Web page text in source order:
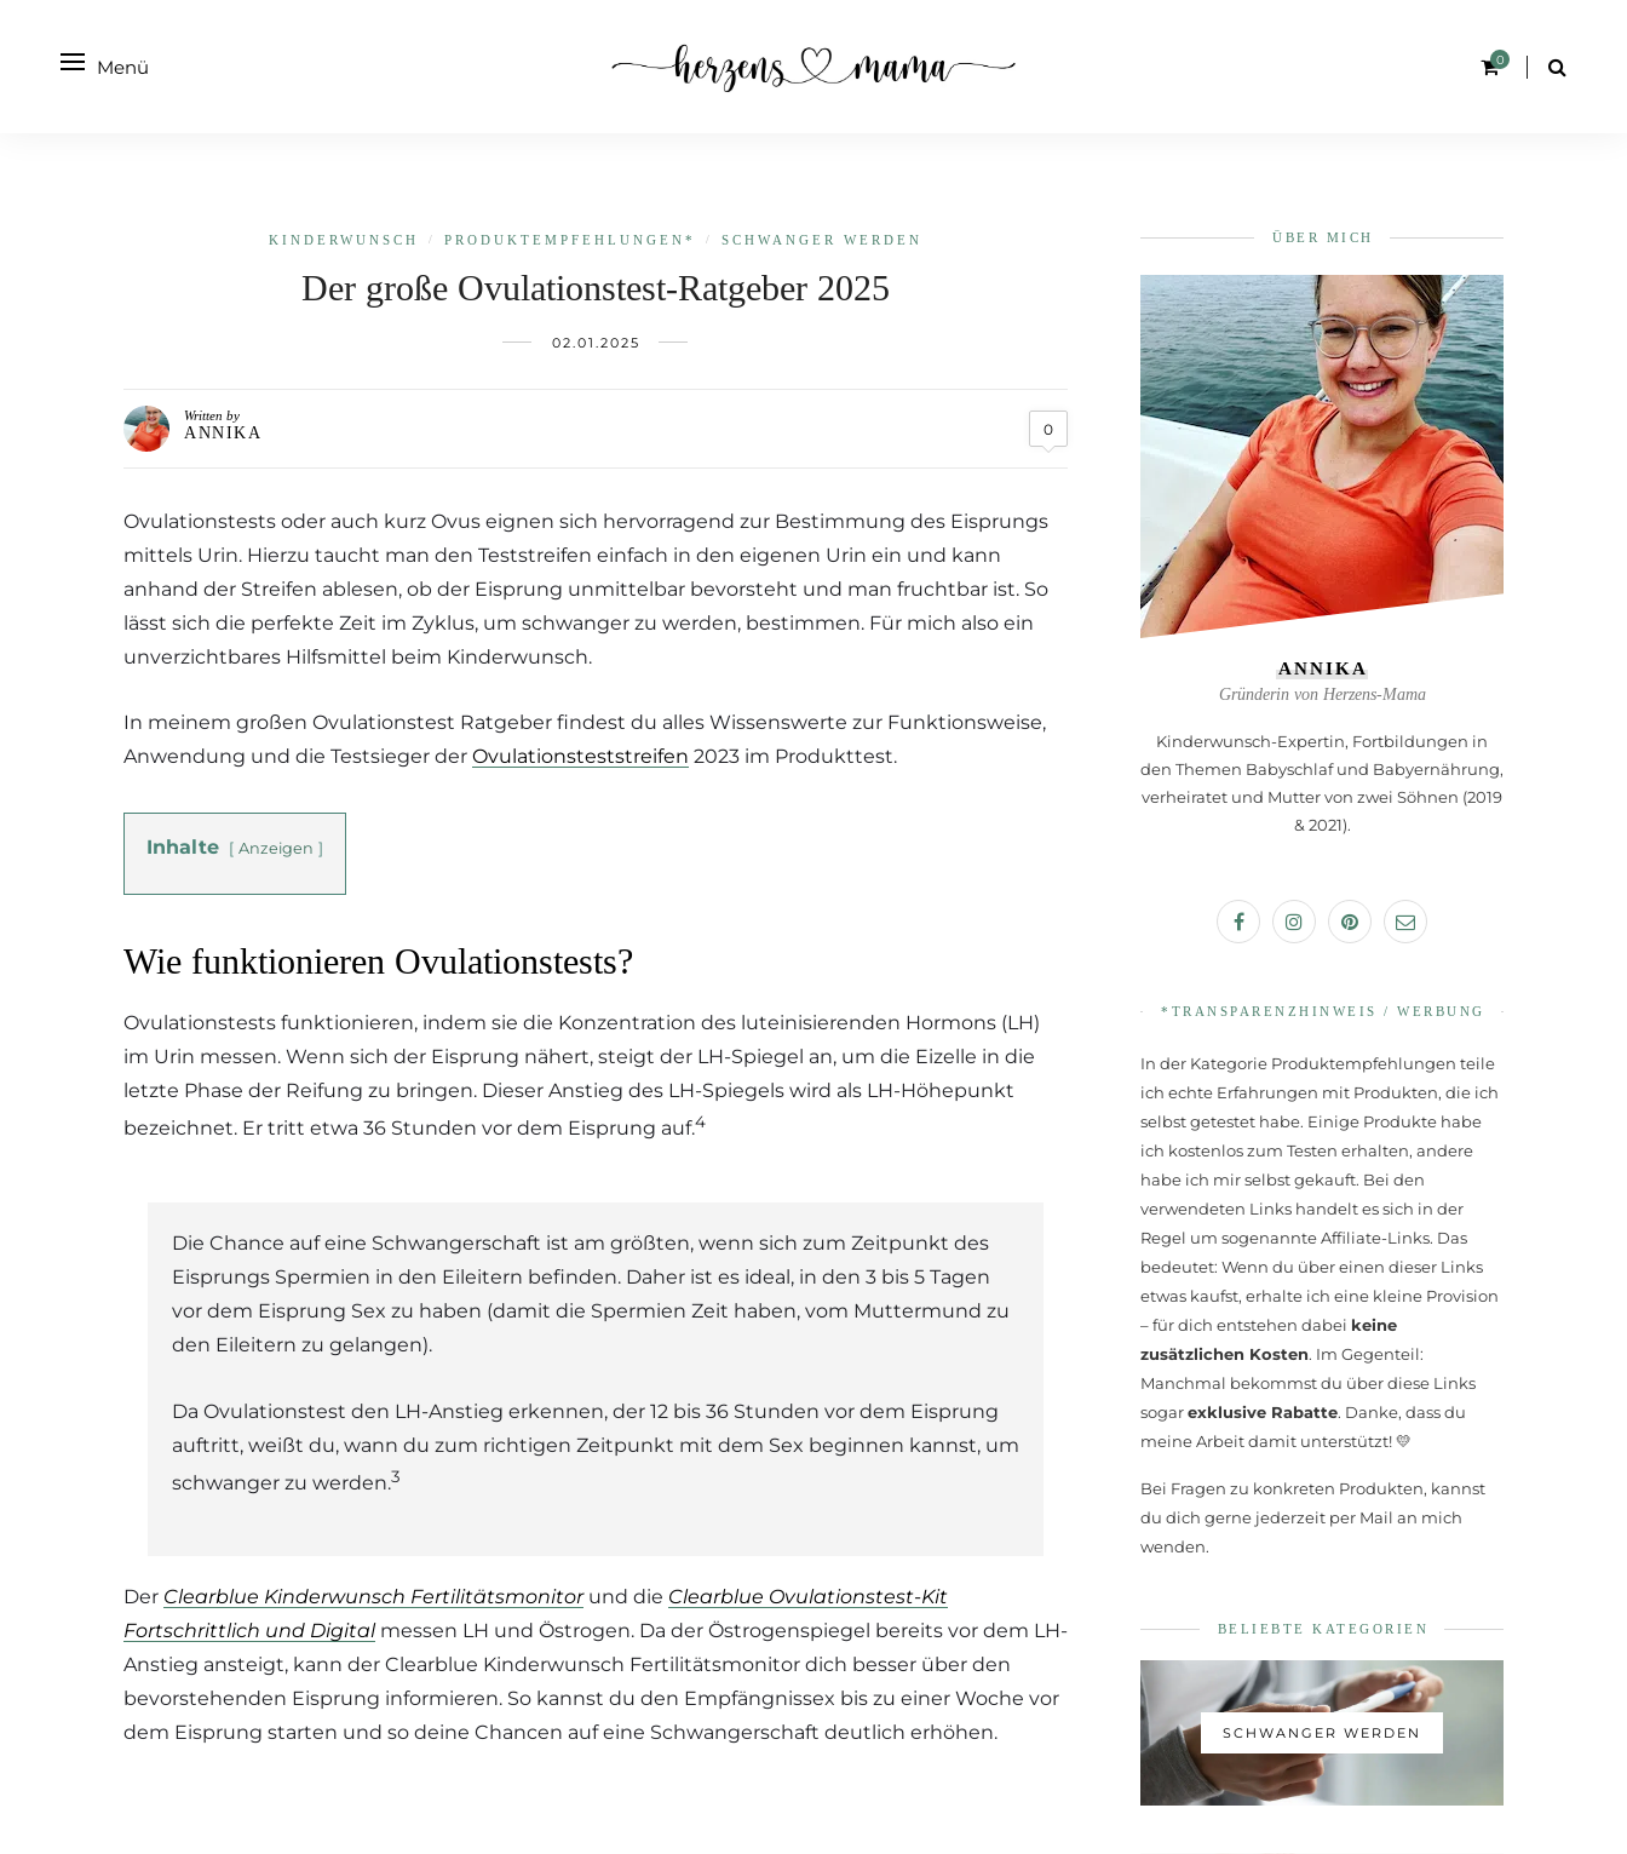
Menü 0
KINDERWUNSCH / PRODUKT­EMPFEHLUNGEN* / SCHWANGER WERDEN
Der große Ovulationstest-Ratgeber 2025
02.01.2025
Written by
ANNIKA 0
Ovulationstests oder auch kurz Ovus eignen sich hervorragend zur Bestimmung des Eisprungs
mittels Urin. Hierzu taucht man den Teststreifen einfach in den eigenen Urin ein und kann
anhand der Streifen ablesen, ob der Eisprung unmittelbar bevorsteht und man fruchtbar ist. So
lässt sich die perfekte Zeit im Zyklus, um schwanger zu werden, bestimmen. Für mich also ein
unverzichtbares Hilfsmittel beim Kinderwunsch.
In meinem großen Ovulationstest Ratgeber findest du alles Wissenswerte zur Funktionsweise,
Anwendung und die Testsieger der Ovulationsteststreifen 2023 im Produkttest.
Inhalte Anzeigen
Wie funktionieren Ovulationstests?
Ovulationstests funktionieren, indem sie die Konzentration des luteinisierenden Hormons (LH)
im Urin messen. Wenn sich der Eisprung nähert, steigt der LH-Spiegel an, um die Eizelle in die
letzte Phase der Reifung zu bringen. Dieser Anstieg des LH-Spiegels wird als LH-Höhepunkt
bezeichnet. Er tritt etwa 36 Stunden vor dem Eisprung auf.4
Die Chance auf eine Schwangerschaft ist am größten, wenn sich zum Zeitpunkt des
Eisprungs Spermien in den Eileitern befinden. Daher ist es ideal, in den 3 bis 5 Tagen
vor dem Eisprung Sex zu haben (damit die Spermien Zeit haben, vom Muttermund zu
den Eileitern zu gelangen).
Da Ovulationstest den LH-Anstieg erkennen, der 12 bis 36 Stunden vor dem Eisprung
auftritt, weißt du, wann du zum richtigen Zeitpunkt mit dem Sex beginnen kannst, um
schwanger zu werden.3
Der Clearblue Kinderwunsch Fertilitätsmonitorund die Clearblue Ovulationstest-Kit
Fortschrittlich und Digitalmessen LH und Östrogen. Da der Östrogenspiegel bereits vor dem LH-
Anstieg ansteigt, kann der Clearblue Kinderwunsch Fertilitätsmonitor dich besser über den
bevorstehenden Eisprung informieren. So kannst du den Empfängnissex bis zu einer Woche vor
dem Eisprung starten und so deine Chancen auf eine Schwangerschaft deutlich erhöhen.
ÜBER MICH
ANNIKA
Gründerin von Herzens-Mama
Kinderwunsch-Expertin, Fortbildungen in
den Themen Babyschlaf und Babyernährung,
verheiratet und Mutter von zwei Söhnen (2019
& 2021).
*TRANSPARENZHINWEIS / WERBUNG
In der Kategorie Produktempfehlungen teile
ich echte Erfahrungen mit Produkten, die ich
selbst getestet habe. Einige Produkte habe
ich kostenlos zum Testen erhalten, andere
habe ich mir selbst gekauft. Bei den
verwendeten Links handelt es sich in der
Regel um sogenannte Affiliate-Links. Das
bedeutet: Wenn du über einen dieser Links
etwas kaufst, erhalte ich eine kleine Provision
– für dich entstehen dabei keine
zusätzlichen Kosten. Im Gegenteil:
Manchmal bekommst du über diese Links
sogarexklusive Rabatte. Danke, dass du
meine Arbeit damit unterstützt! 💛
Bei Fragen zu konkreten Produkten, kannst
du dich gerne jederzeit per Mail an mich
wenden.
BELIEBTE KATEGORIEN
SCHWANGER WERDEN